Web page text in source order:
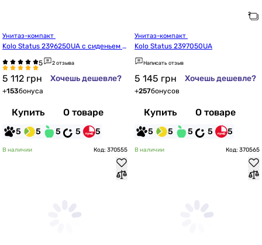
Kolo Status 2396250UA с сиденьем и
з дюропласта
2 отзыва
5 112 грн Хочешь дешевле?
+153бонуса
Купить О товаре
5 5 5 5 5
Kolo Status 2397050UA
Написать отзыв
5 145 грн Хочешь дешевле?
+257бонусов
Купить О товаре
5 5 5 5 5
В наличии Код: 370555 В наличии Код: 370565